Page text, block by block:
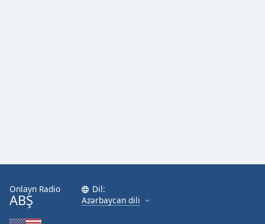
Onlayn Radio
ABŞ
Dil:
Azərbaycan dili